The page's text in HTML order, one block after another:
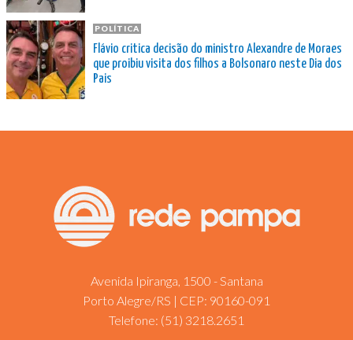
POLÍTICA
Flávio critica decisão do ministro Alexandre de Moraes
que proibiu visita dos filhos a Bolsonaro neste Dia dos
Pais
Avenida Ipiranga, 1500 - Santana
Porto Alegre/RS | CEP: 90160-091
Telefone: (51) 3218.2651